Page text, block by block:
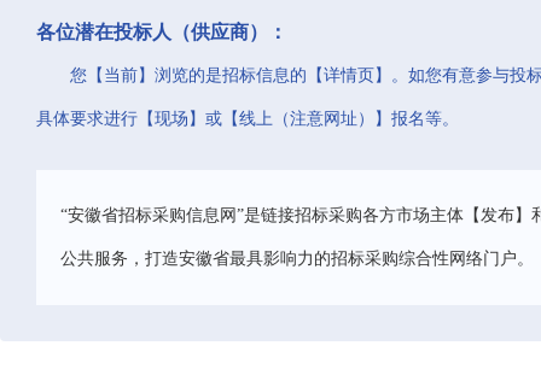
各位潜在投标人（供应商）：
您【当前】浏览的是招标信息的【详情页】。如您有意参与投
具体要求进行【现场】或【线上（注意网址）】报名等。
“安徽省招标采购信息网”是链接招标采购各方市场主体【发布
公共服务，打造安徽省最具影响力的招标采购综合性网络门户。